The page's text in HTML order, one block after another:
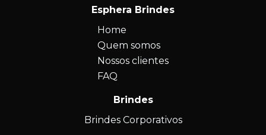
Esphera Brindes
Home
Quem somos
Nossos clientes
FAQ
Brindes
Brindes Corporativos